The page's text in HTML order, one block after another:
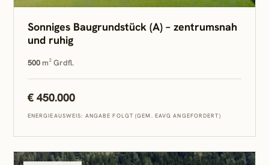
Sonniges Baugrundstück (A) – zentrumsnah
und ruhig
500 m² Grdfl.
€ 450.000
ENERGIEAUSWEIS: ANGABE FOLGT (GEM. EAVG ANGEFORDERT)